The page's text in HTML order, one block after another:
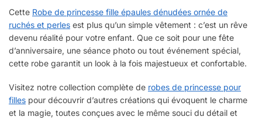
Cette Robe de princesse fille épaules dénudées ornée de
ruchés et perles est plus qu’un simple vêtement : c’est un rêve
devenu réalité pour votre enfant. Que ce soit pour une fête
d’anniversaire, une séance photo ou tout événement spécial,
cette robe garantit un look à la fois majestueux et confortable.
Visitez notre collection complète de robes de princesse pour
filles pour découvrir d’autres créations qui évoquent le charme
et la magie, toutes conçues avec le même souci du détail et